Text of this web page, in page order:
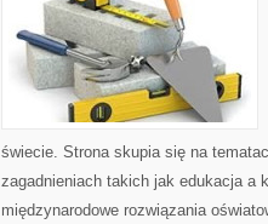
świecie. Strona skupia się na
zagadnieniach takich jak edukacja a
międzynarodowe rozwiązania